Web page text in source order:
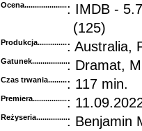
Ocena.............................................
: IMDB -
(125)
Produkcja.........................................
: Australia,
Gatunek...........................................
: Dramat,
Czas trwania......................................
: 117 min.
Premiera..........................................
:
Reżyseria........................................
: Benjamin